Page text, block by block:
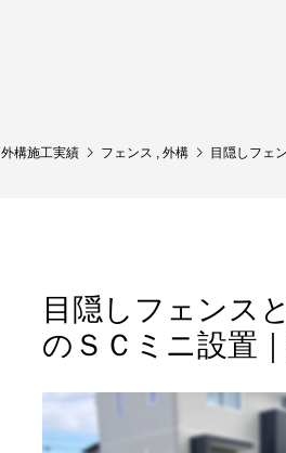
外構施工実績 フェンス , 外構 目隠しフェ
目隠しフェンス
のＳＣミニ設置